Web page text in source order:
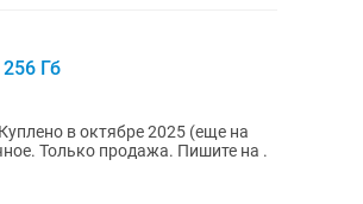
Гб
цикл 8 (не пользовался) Сост отличное. Только продажа. Пишите на .